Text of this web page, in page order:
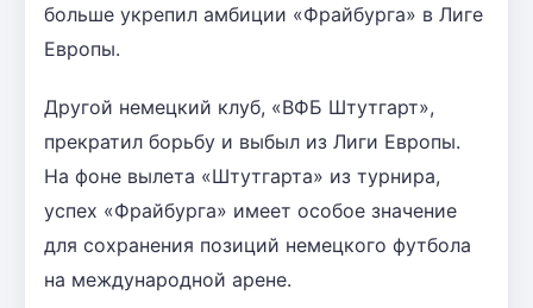
больше укрепил амбиции «Фрайбурга» в Лиге
Европы.
Другой немецкий клуб, «ВФБ Штутгарт»,
прекратил борьбу и выбыл из Лиги Европы.
На фоне вылета «Штутгарта» из турнира,
успех «Фрайбурга» имеет особое значение
для сохранения позиций немецкого футбола
на международной арене.